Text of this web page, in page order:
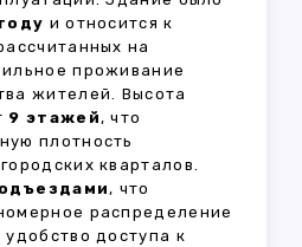
и относится к
на
проживание
жителей. Высота
9 этажей, что
плотность
кварталов.
, что
распределение
доступа к